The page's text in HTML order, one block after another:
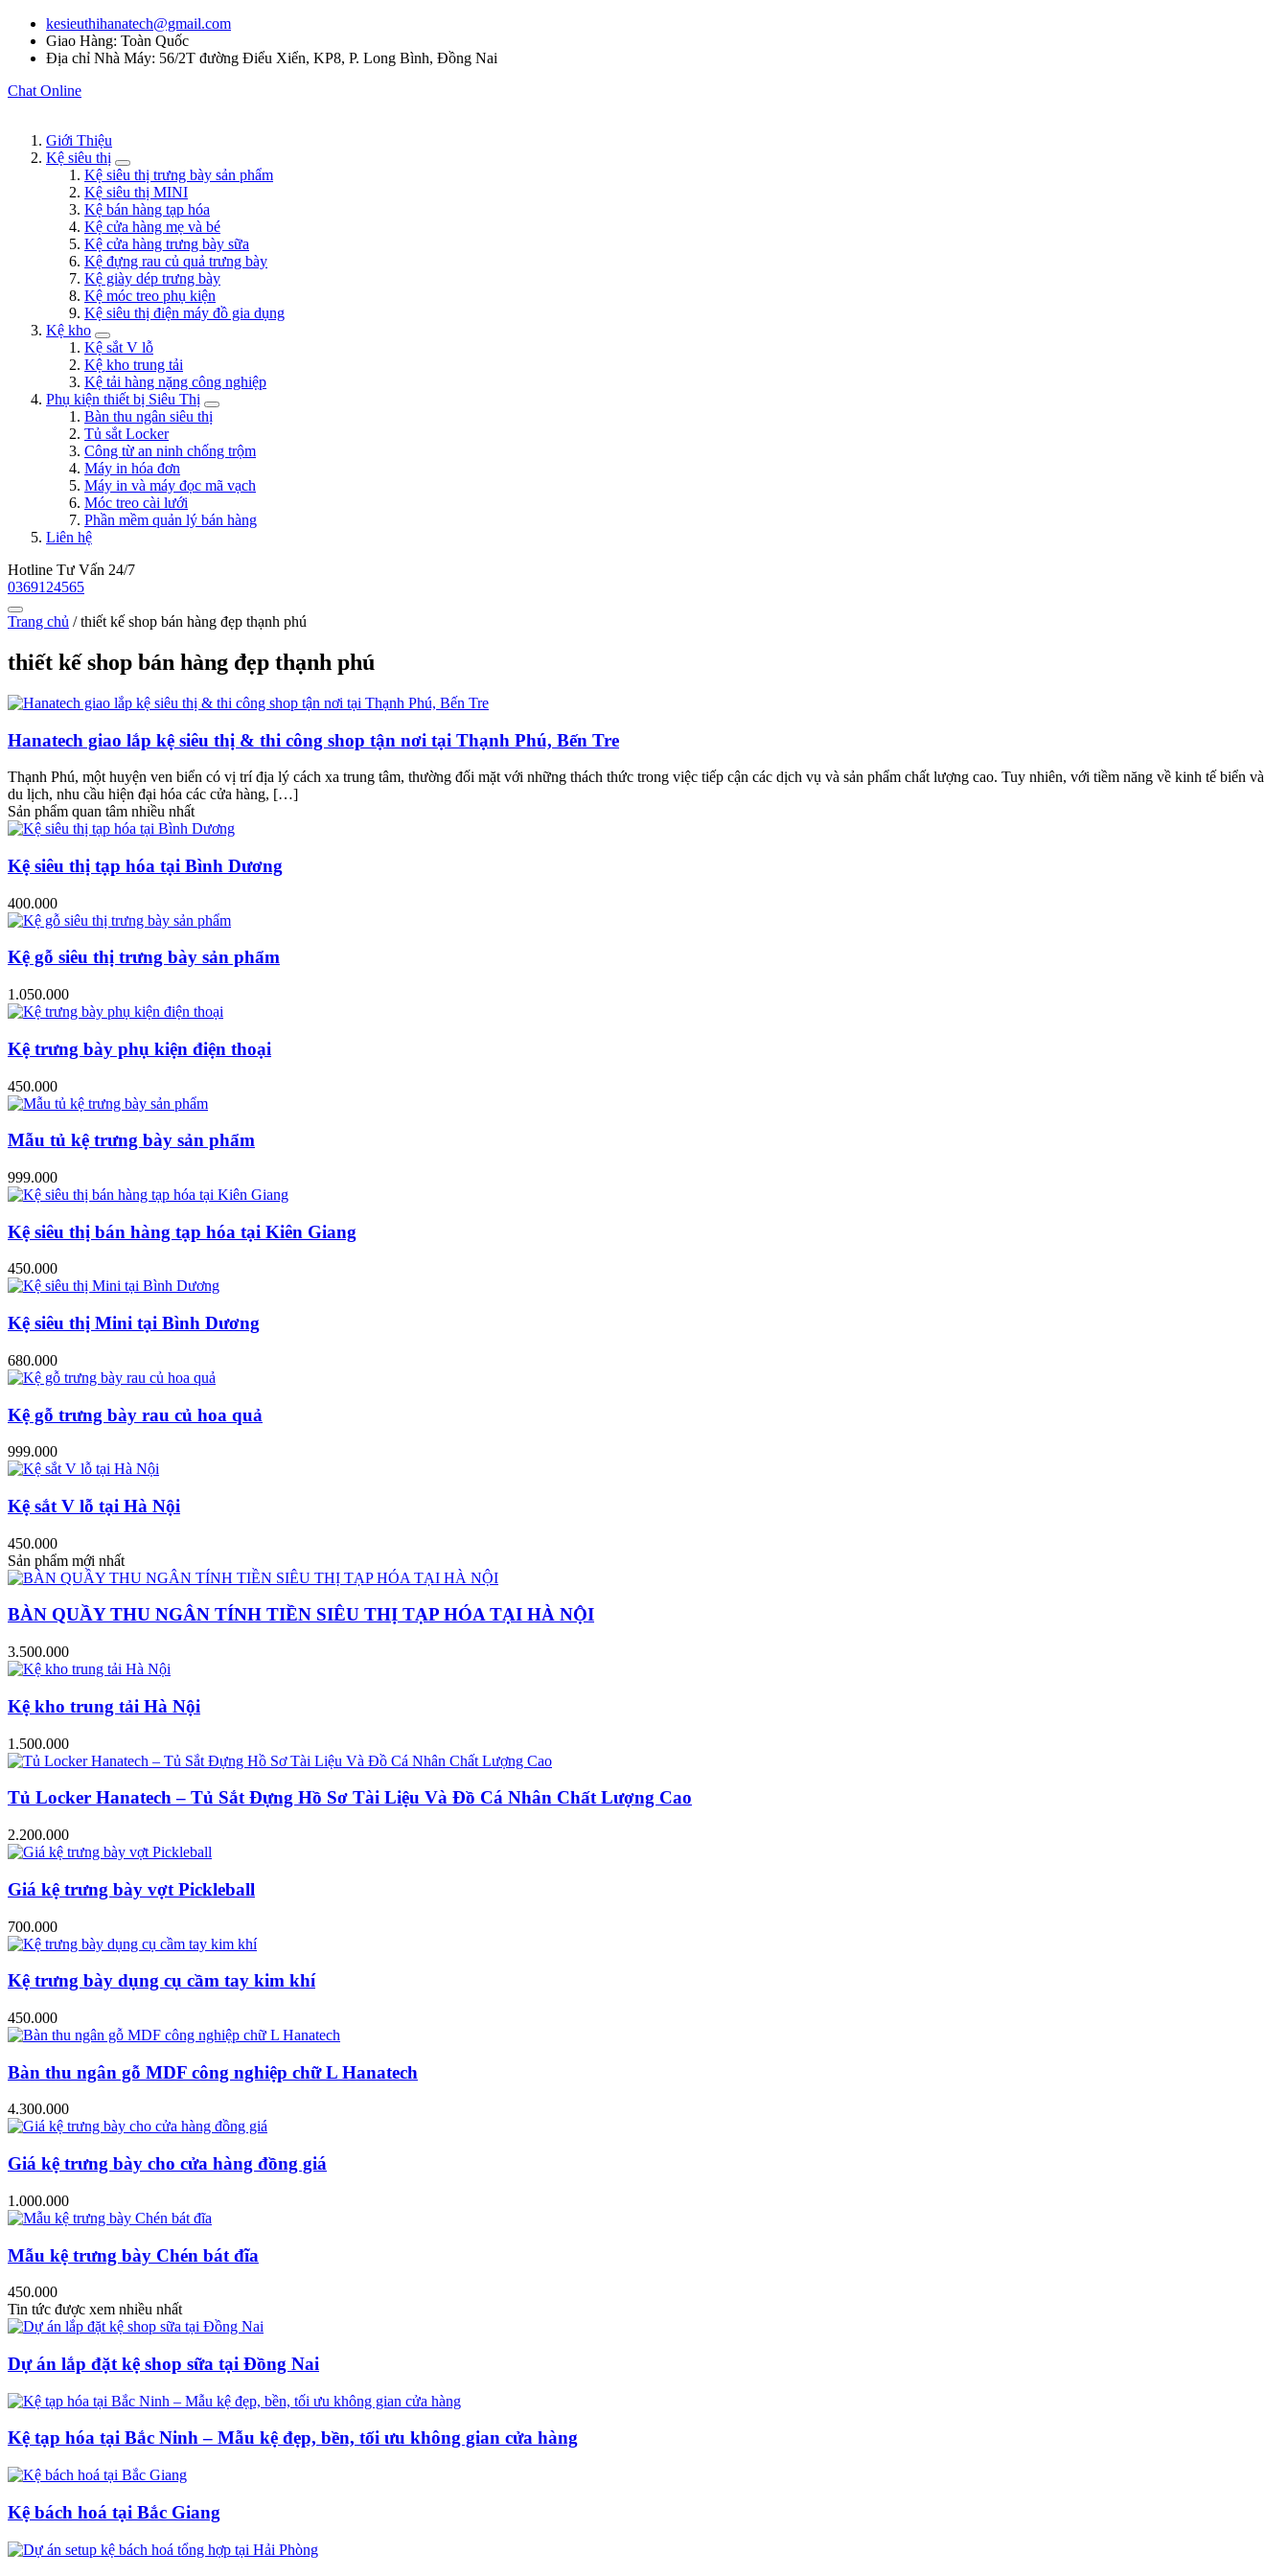
kesieuthihanatech@gmail.com
Giao Hàng: Toàn Quốc
Địa chỉ Nhà Máy: 56/2T đường Điểu Xiển, KP8, P. Long Bình, Đồng Nai
Chat Online
Giới Thiệu
Kệ siêu thị
Kệ siêu thị trưng bày sản phẩm
Kệ siêu thị MINI
Kệ bán hàng tạp hóa
Kệ cửa hàng mẹ và bé
Kệ cửa hàng trưng bày sữa
Kệ đựng rau củ quả trưng bày
Kệ giày dép trưng bày
Kệ móc treo phụ kiện
Kệ siêu thị điện máy đồ gia dụng
Kệ kho
Kệ sắt V lỗ
Kệ kho trung tải
Kệ tải hàng nặng công nghiệp
Phụ kiện thiết bị Siêu Thị
Bàn thu ngân siêu thị
Tủ sắt Locker
Công từ an ninh chống trộm
Máy in hóa đơn
Máy in và máy đọc mã vạch
Móc treo cài lưới
Phần mềm quản lý bán hàng
Liên hệ
Hotline Tư Vấn 24/7
0369124565
Trang chủ /thiết kế shop bán hàng đẹp thạnh phú
thiết kế shop bán hàng đẹp thạnh phú
Hanatech giao lắp kệ siêu thị & thi công shop tận nơi tại Thạnh Phú, Bến Tre
Thạnh Phú, một huyện ven biển có vị trí địa lý cách xa trung tâm, thường đối mặt với những thách thức trong việc tiếp cận các dịch vụ và sản phẩm chất lượng cao. Tuy nhiên, với tiềm năng về kinh tế biển và
du lịch, nhu cầu hiện đại hóa các cửa hàng, […]
Sản phẩm quan tâm nhiều nhất
Kệ siêu thị tạp hóa tại Bình Dương
400.000
Kệ gỗ siêu thị trưng bày sản phẩm
1.050.000
Kệ trưng bày phụ kiện điện thoại
450.000
Mẫu tủ kệ trưng bày sản phẩm
999.000
Kệ siêu thị bán hàng tạp hóa tại Kiên Giang
450.000
Kệ siêu thị Mini tại Bình Dương
680.000
Kệ gỗ trưng bày rau củ hoa quả
999.000
Kệ sắt V lỗ tại Hà Nội
450.000
Sản phẩm mới nhất
BÀN QUẦY THU NGÂN TÍNH TIỀN SIÊU THỊ TẠP HÓA TẠI HÀ NỘI
3.500.000
Kệ kho trung tải Hà Nội
1.500.000
Tủ Locker Hanatech – Tủ Sắt Đựng Hồ Sơ Tài Liệu Và Đồ Cá Nhân Chất Lượng Cao
2.200.000
Giá kệ trưng bày vợt Pickleball
700.000
Kệ trưng bày dụng cụ cầm tay kim khí
450.000
Bàn thu ngân gỗ MDF công nghiệp chữ L Hanatech
4.300.000
Giá kệ trưng bày cho cửa hàng đồng giá
1.000.000
Mẫu kệ trưng bày Chén bát đĩa
450.000
Tin tức được xem nhiều nhất
Dự án lắp đặt kệ shop sữa tại Đồng Nai
Kệ tạp hóa tại Bắc Ninh – Mẫu kệ đẹp, bền, tối ưu không gian cửa hàng
Kệ bách hoá tại Bắc Giang